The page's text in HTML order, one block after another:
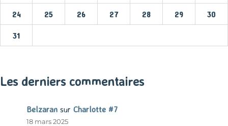
24 25 26 27 28 29 30
31
Les derniers commentaires
Belzaran sur Charlotte #7
18 mars 2025